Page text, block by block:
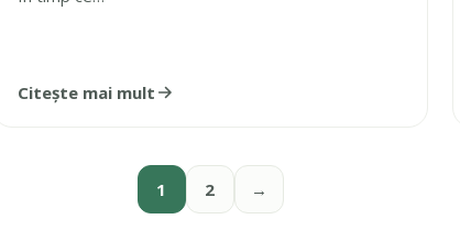
Citește mai mult
1 2 →